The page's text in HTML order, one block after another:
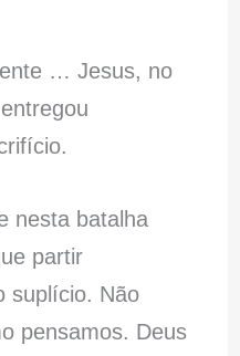
… Jesus, no
nesta batalha
partir
suplício. Não
pensamos. Deus